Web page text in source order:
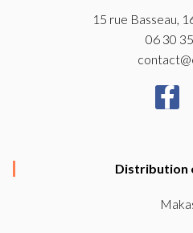
15 rue Basseau,
06 30
F
e
b
o
Distribution